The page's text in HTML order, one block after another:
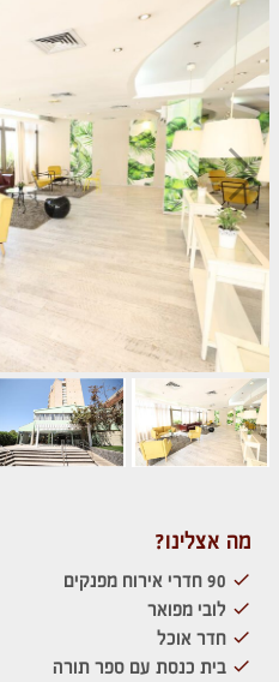
מה אצלינו?
לובי מפואר
חדר אוכל
בית כנסת עם ספר תורה